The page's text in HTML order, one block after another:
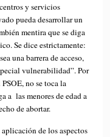
y servicios
pueda desarrollar un
mentira que se diga
Se dice estrictamente:
una barrera de acceso,
vulnerabilidad”. Por
no se toca la
a las menores de edad a
de abortar.
de los aspectos